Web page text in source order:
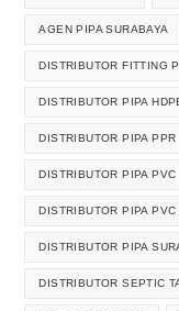
AGEN PIPA SURABAYA
DISTRIBUTOR FITTING
DISTRIBUTOR PIPA
DISTRIBUTOR PIPA PPR
DISTRIBUTOR PIPA PVC
DISTRIBUTOR PIPA PVC
DISTRIBUTOR PIPA
DISTRIBUTOR SEPTIC